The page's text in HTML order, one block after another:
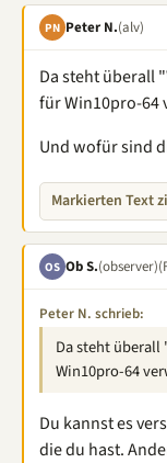
PN Peter N.(alv)
Da steht überall
für Win10pro-64
Und wofür sind
Markierten Text
OS Ob S.(observer)
Peter N. schrieb:
Da steht überall
Win10pro-64
Du kannst es
die du hast.